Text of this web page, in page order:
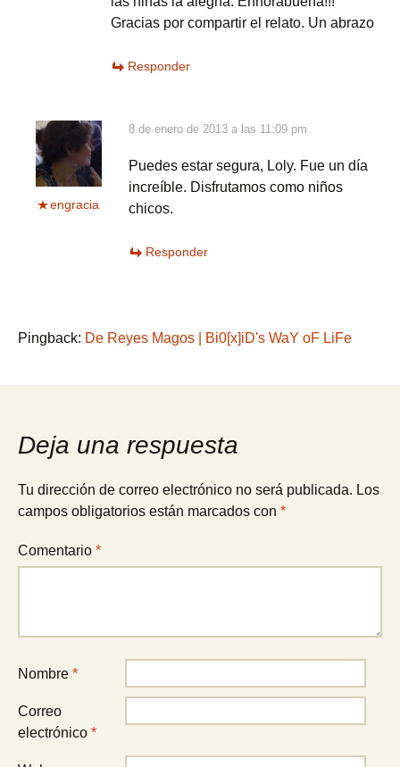
Gracias por compartir el relato. Un abrazo
Responder
engracia
8 de enero de 2013 a las 11:09 pm
Puedes estar segura, Loly. Fue un día
increíble. Disfrutamos como niños
chicos.
Responder
Pingback: De Reyes Magos | Bi0[x]iD's WaY oF LiFe
Deja una respuesta
Tu dirección de correo electrónico no será publicada. Los
campos obligatorios están marcados con *
Comentario *
Nombre *
Correo
electrónico *